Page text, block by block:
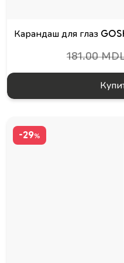
Карандаш для глаз
181.00
-29%